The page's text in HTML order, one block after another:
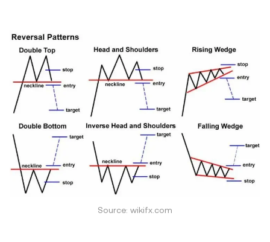
Source: wikifx.com